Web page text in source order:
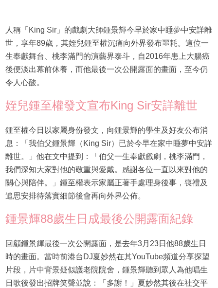
人稱「King Sir」的戲劇大師鍾景輝今早於家中睡夢中安詳離
世，享年89歲，其姪兒鍾至權沉痛向外界發布噩耗。這位一
生奉獻舞台、桃李滿門的演藝界泰斗，自2016年患上大腸癌
後便淡出幕前休養，而他最後一次公開露面的畫面，至今仍
令人心酸。
姪兒鍾至權發文宣布King Sir安詳離世
鍾至權今日以家屬身份發文，向鍾景輝的學生及好友公布消
息：「我伯父鍾景輝（King Sir）已於今早在家中睡夢中安詳
離世。」他在文中提到：「伯父一生奉獻戲劇，桃李滿門，
我們深知大家對他的敬重與愛戴。感謝各位一直以來對他的
關心與陪伴。」鍾至權表示家屬正著手處理身後事，喪禮及
追思安排待落實細節後會再向外界公佈。
鍾景輝88歲生日成最後公開露面紀錄
回顧鍾景輝最後一次公開露面，是去年3月23日他88歲生日
時的畫面。當時前港台DJ夏妙然在其YouTube頻道分享探望
片段，片中背景疑似護老院院舍，鍾景輝聽到眾人為他唱生
日歌後發出招牌笑聲並說：「多謝！」夏妙然其後在社交平